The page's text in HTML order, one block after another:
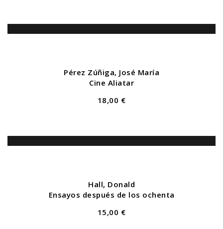
Pérez Zúñiga, José María
Cine Aliatar
18,00 €
Hall, Donald
Ensayos después de los ochenta
15,00 €